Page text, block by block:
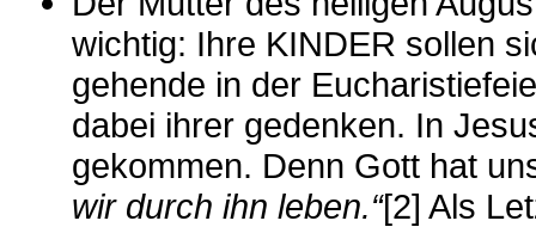
wichtig: Ihre KINDER sollen
gehende in der
dabei ihrer gedenken. In
gekommen. Denn Gott hat
wir durch ihn leben.“[2] Als